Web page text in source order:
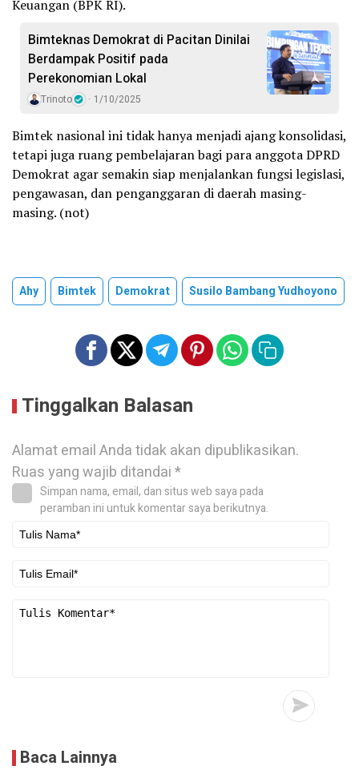
Keuangan (BPK RI).
Bimteknas Demokrat di Pacitan Dinilai
Berdampak Positif pada
Perekonomian Lokal
Trinoto 1/10/2025
Bimtek nasional ini tidak hanya menjadi ajang konsolidasi,
tetapi juga ruang pembelajaran bagi para anggota DPRD
Demokrat agar semakin siap menjalankan fungsi legislasi,
pengawasan, dan penganggaran di daerah masing-
masing. (not)
Ahy Bimtek Demokrat Susilo Bambang Yudhoyono
Tinggalkan Balasan
Alamat email Anda tidak akan dipublikasikan.
Ruas yang wajib ditandai*
Simpan nama, email, dan situs web saya pada
peramban ini untuk komentar saya berikutnya.
Baca Lainnya